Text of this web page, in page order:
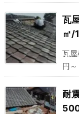
瓦
㎡/
瓦
円
耐